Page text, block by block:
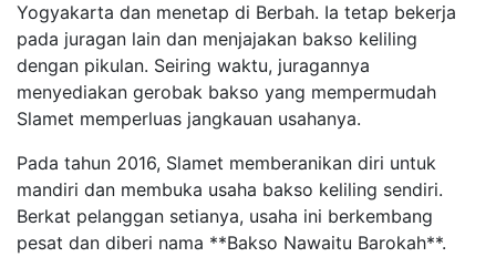
Yogyakarta dan menetap di Berbah. Ia tetap bekerja
pada juragan lain dan menjajakan bakso keliling
dengan pikulan. Seiring waktu, juragannya
menyediakan gerobak bakso yang mempermudah
Slamet memperluas jangkauan usahanya.
Pada tahun 2016, Slamet memberanikan diri untuk
mandiri dan membuka usaha bakso keliling sendiri.
Berkat pelanggan setianya, usaha ini berkembang
pesat dan diberi nama **Bakso Nawaitu Barokah**.